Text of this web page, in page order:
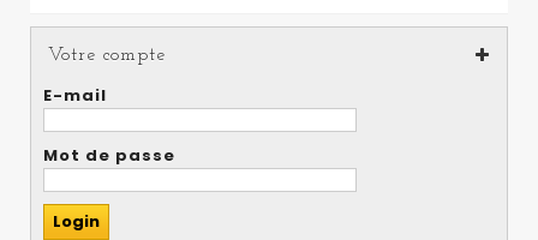
Votre compte
E-mail
Mot de passe